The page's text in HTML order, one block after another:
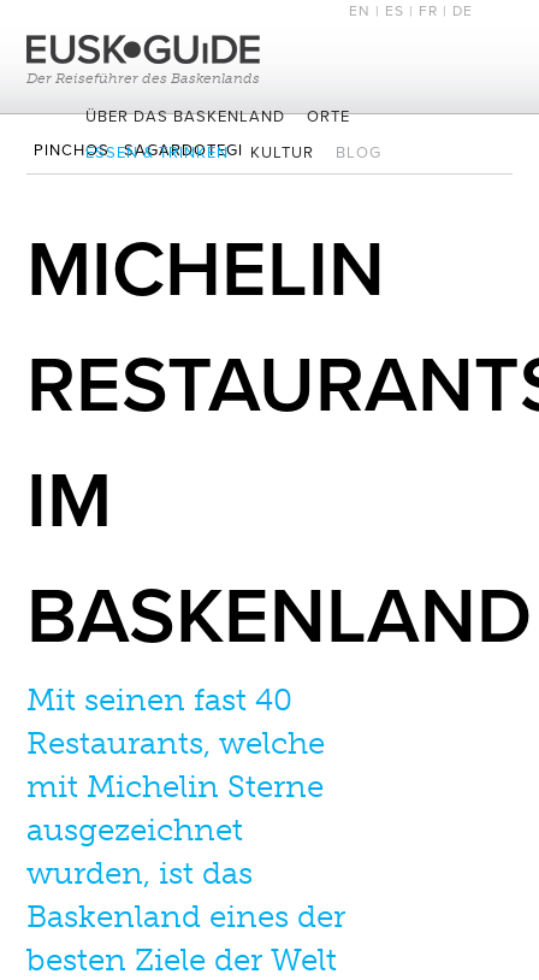
EN | ES | FR | DE
Der Reiseführer des Baskenlands
ÜBER DAS BASKENLAND
ORTE
ESSEN & TRINKEN
KULTUR BLOG
PINCHOS
SAGARDOTEGI
MICHELIN
IM
BASKENLAND
Mit seinen fast 40
Restaurants, welche
mit Michelin Sterne
ausgezeichnet
wurden, ist das
Baskenland eines der
besten Ziele der Welt